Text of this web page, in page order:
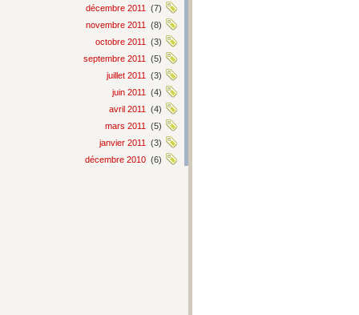
décembre 2011
(7)
novembre 2011
(8)
octobre 2011
(3)
septembre 2011
(5)
juillet 2011
(3)
juin 2011
(4)
avril 2011
(4)
mars 2011
(5)
janvier 2011
(3)
décembre 2010 (6)